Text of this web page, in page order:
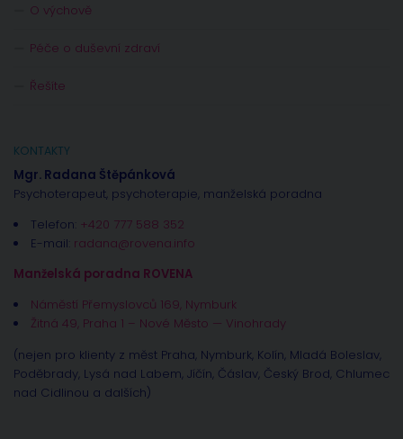
O výchově
Péče o duševní zdraví
Řešíte
KONTAKTY
Mgr. Radana Štěpánková
Psychoterapeut, psychoterapie, manželská poradna
Telefon: +420 777 588 352
E-mail: radana@rovena.info
Manželská poradna ROVENA
Náměstí Přemyslovců 169, Nymburk
Žitná 49, Praha 1 – Nové Město — Vinohrady
(nejen pro klienty z měst Praha, Nymburk, Kolín, Mladá Boleslav,
Poděbrady, Lysá nad Labem, Jíčín, Čáslav, Český Brod, Chlumec
nad Cidlinou a dalších)